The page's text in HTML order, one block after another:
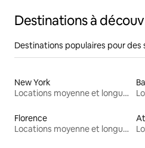
Destinations à
Destinations populaires pour des
New York
Locations moyenne et longue durée
Florence
Locations moyenne et longue durée